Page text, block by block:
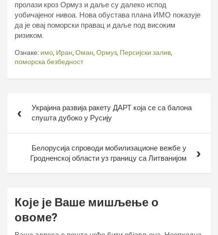
пролази кроз Ормуз и даље су далеко испод
уобичајеног нивоа. Нова обустава плана ИМО показује
да је овај поморски правац и даље под високим
ризиком.
Ознаке: имо, Иран, Оман, Ормуз, Персијски залив,
поморска безбедност
чланкаУкрајина развија ракету ДАРТ која се са балона
спушта дубоко у Русију
Белорусија спроводи мобилизационе вежбе у
Гродненској области уз границу са Литванијом
Које је Ваше мишљење о
овоме?